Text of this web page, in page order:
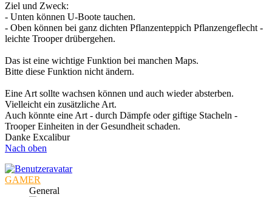
Ziel und Zweck:
- Unten können U-Boote tauchen.
- Oben können bei ganz dichten Pflanzenteppich Pflanzengeflecht -
leichte Trooper drübergehen.
Das ist eine wichtige Funktion bei manchen Maps.
Bitte diese Funktion nicht ändern.
Eine Art sollte wachsen können und auch wieder absterben.
Vielleicht ein zusätzliche Art.
Auch könnte eine Art - durch Dämpfe oder giftige Stacheln -
Trooper Einheiten in der Gesundheit schaden.
Danke Excalibur
Nach oben
GAMER
General